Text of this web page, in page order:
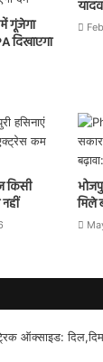
गूंजेगा
दिखाएगा
किसी
मिले